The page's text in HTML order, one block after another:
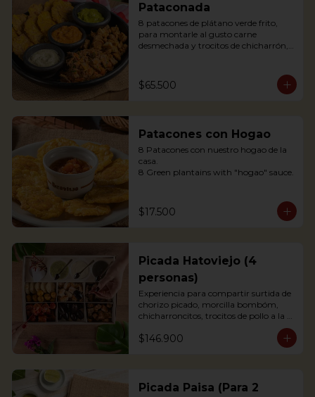
Pataconada
8 patacones de plátano verde frito,
para montarle al gusto carne
desmechada y trocitos de chicharrón,
assemble with shredded meat and
chicharrón chunks, sour cream, refried
$65.500
Patacones con Hogao
8 Patacones con nuestro hogao de la
casa.
8 Green plantains with "hogao" sauce.
$17.500
Picada Hatoviejo (4
personas)
Experiencia para compartir surtida de
chorizo picado, morcilla bombóm,
chicharroncitos, trocitos de pollo a la
plancha, trocitos de carne de cerdo a la
plancha, trocitos de carne de res a la
$146.900
Picada Paisa (Para 2